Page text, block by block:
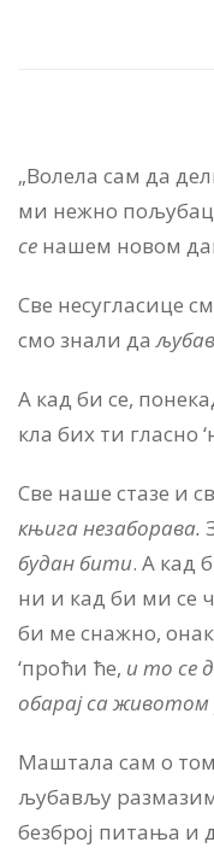
„Во­ле­ла сам да
ми не­жно по­љу­бац
се на­шем но­вом
Све не­су­гла­си­це
смо зна­ли да
А кад би се,
кла бих ти гла­сно
Све на­ше ста­зе и
књи­га не­за­бо­ра­ва.
бу­дан би­ти. А кад
ни и кад би ми се
би ме сна­жно,
‘про­ћи ће, и то се
оба­рај са жи­во­том
Ма­шта­ла сам о
љу­ба­вљу
без­број пи­та­ња и